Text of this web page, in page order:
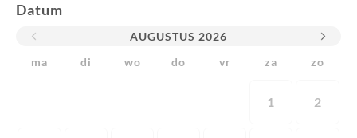
Datum
AUGUSTUS 2026
ma
di wo do vr za zo
1 2